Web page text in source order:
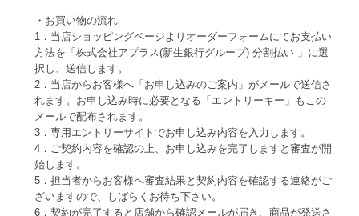
・お買い物の流れ
1．当店ショッピングページよりオーダーフォームにてお支払い
方法を「株式会社アプラス(新生銀行グループ) 分割払い 」に選
択し、送信します。
2．当店からお客様へ「お申し込みのご案内」がメールで送信さ
れます。お申し込み時に必要となる「エントリーキー」もこの
メールで配布されます。
3．専用エントリーサイトでお申し込み内容を入力します。
4．ご契約内容を確認の上、お申し込みを完了しますと審査が開
始します。
5．担当者からお客様へ審査結果と契約内容を確認する連絡がご
ざいますので、しばらくお待ち下さい。
6．契約が完了すると店舗から確認メールが届き、商品が発送さ